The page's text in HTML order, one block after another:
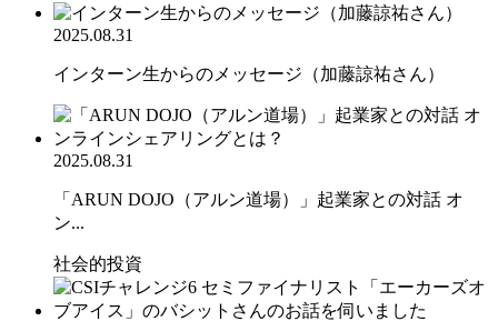
2025.08.31
インターン生からのメッセージ（加藤諒祐さん）
2025.08.31
「ARUN DOJO（アルン道場）」起業家との対話 オ
ン...
社会的投資